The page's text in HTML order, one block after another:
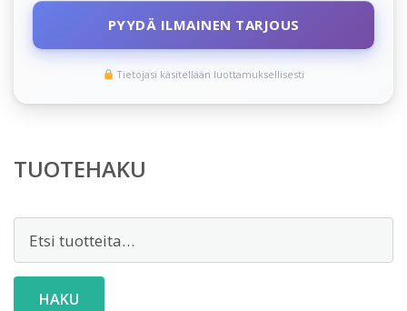
PYYDÄ ILMAINEN TARJOUS
Tietojasi käsitellään luottamuksellisesti
TUOTEHAKU
HAKU